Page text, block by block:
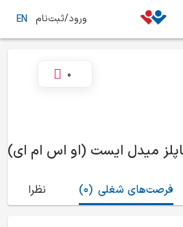
ورود/ثبت‌نام EN
0
(0) فرصت‌های شغلی نظرات